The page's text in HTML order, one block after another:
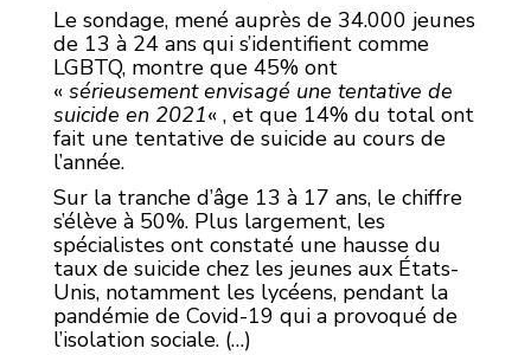
Le sondage, mené auprès de 34.000 jeunes
de 13 à 24 ans qui s’identifient comme
LGBTQ, montre que 45% ont
« sérieusement envisagé une tentative de
suicide en 2021« , et que 14% du total ont
fait une tentative de suicide au cours de
l’année.
Sur la tranche d’âge 13 à 17 ans, le chiffre
s’élève à 50%. Plus largement, les
spécialistes ont constaté une hausse du
taux de suicide chez les jeunes aux États-
Unis, notamment les lycéens, pendant la
pandémie de Covid-19 qui a provoqué de
l’isolation sociale. (…)